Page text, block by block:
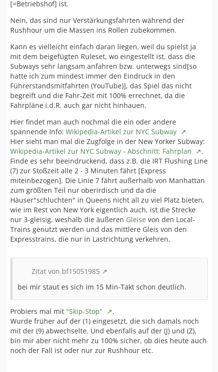
[=Betriebshof] ist.
Nein, das sind nur Verstärkungsfahrten während der
Rushhour um die Massen ins Rollen zubekommen.
Kann es vielleicht einfach daran liegen, weil du spielst ja
mit dem beigefügten Ruleset, wo eingestellt ist, dass die
Subways sehr langsam anfahren bzw. unterwegs sind[so
hatte ich zum mindest immer den Eindruck in den
Führerstandsmitfahrten (YouTube)], das Spiel das nicht
begreift und die Fahr-Zeit mit 100% errechnet, da die
Fahrpläne i.d.R. auch gar nicht hinhauen.
Hier findet man auch nochmal die ein oder andere
spannende Info: Wikipedia-Artikel zur NYC Subway
Hier sieht man mal die Zugfolge in der New Yorker Subway:
Wikipedia-Artikel zur NYC Subway - Abschnitt: Fahrplan
.
Finde es sehr beeindruckend, dass z.B. die IRT Flushing Line
(7) zur Stoßzeit alle 2 - 3 Minuten fährt [Express
miteinbezogen]. Die Linie 7 fährt außerhalb von Manhattan
zum größten Teil nur oberirdisch und da die
Häuser"schluchten" in Queens nicht all zu viel Platz bieten,
wie im Rest von New York eigentlich auch, ist die Strecke
nur 3-gleisig, weshalb die äußeren Gleise von den Local-
Trains genutzt werden und das mittlere Gleis von den
Expresstrains, die nur in Lastrichtung verkehren.
Zitat von bf15051985
bei mir staut es sich im 15 Min-Takt schon deutlich.
Probiers mal mit "Skip-Stop"
.
Wurde früher auf der (1) eingesetzt, die sich damals noch
mit der (9) abwechselte. Und ebenfalls auf der (J) und (Z),
bin mir aber nicht mehr zu 100% sicher, ob dies heute auch
noch der Fall ist oder nur zur Rushhour etc.